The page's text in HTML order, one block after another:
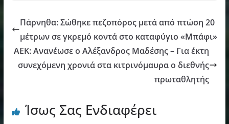
Πάρνηθα: Σώθηκε πεζοπόρος μετά από πτώση 20
μέτρων σε γκρεμό κοντά στο καταφύγιο «Μπάφι»
ΑΕΚ: Ανανέωσε ο Αλέξανδρος Μαδέσης – Για έκτη
συνεχόμενη χρονιά στα κιτρινόμαυρα ο διεθνής
πρωταθλητής
Ίσως Σας Ενδιαφέρει